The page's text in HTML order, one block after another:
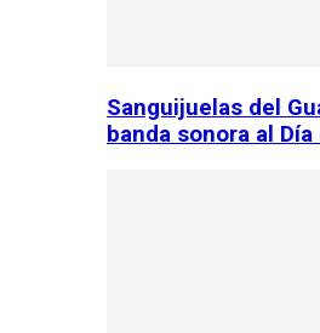
Sanguijuelas del
banda sonora al